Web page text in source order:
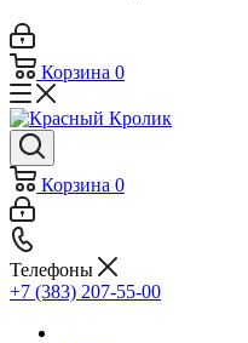
Корзина 0
Корзина 0
Телефоны
+7 (383) 207-55-00